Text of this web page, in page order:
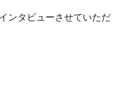
ンタビューさせていただ